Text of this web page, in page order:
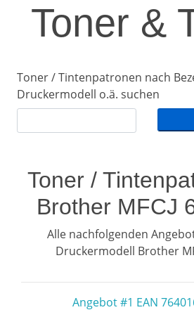
Toner &
Toner / Tintenpatronen nach
Druckermodell o.ä. suchen
Toner /
Brother MFCJ
Alle nachfolgenden
Druckermodell Brother
Angebot #1 EAN